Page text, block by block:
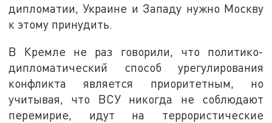
дипломатии, Украине и Западу нужно Москву
к этому принудить.
В Кремле не раз говорили, что политико-
дипломатический способ урегулирования
конфликта является приоритетным, но
учитывая, что ВСУ никогда не соблюдают
перемирие, идут на террористические